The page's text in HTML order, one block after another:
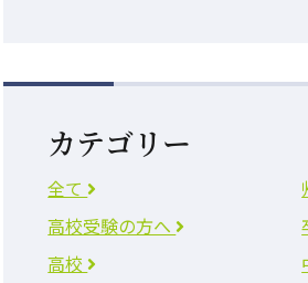
カテゴリー
全て
高校受験の方へ
高校